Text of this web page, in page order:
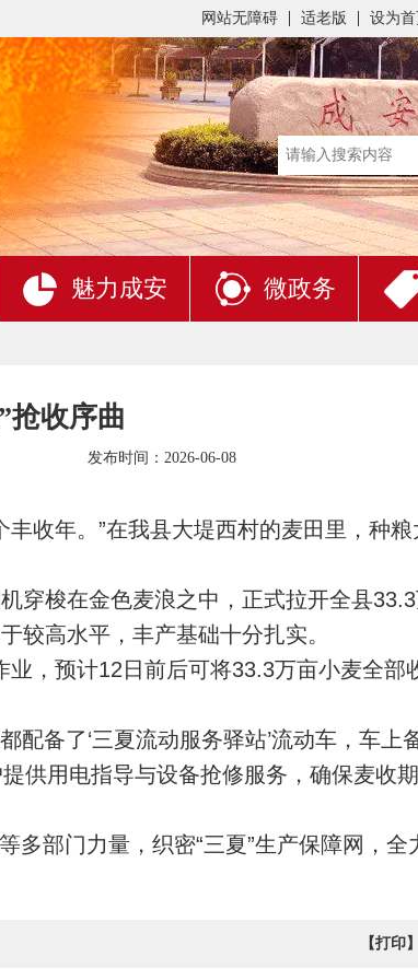
设为首
适老版
网站无障碍
魅力成安 微政务
抢收序曲
发布时间：2026-06-08
收年。”在我县大堤西村的麦田里，种粮
穿梭在金色麦浪之中，正式拉开全县
较高水平，丰产基础十分扎实。
，预计12日前后可将33.3万亩小麦全部
配备了‘三夏流动服务驿站’流动车，车上
供用电指导与设备抢修服务，确保麦收
部门力量，织密“三夏”生产保障网，全
【打印】